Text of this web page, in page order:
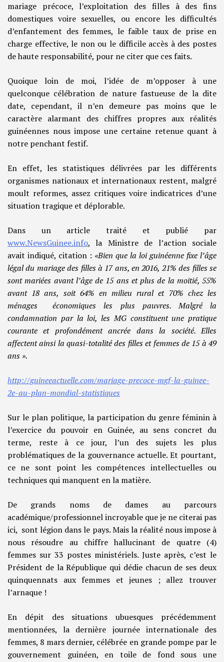
mariage précoce, l’exploitation des filles à des fins
domestiques voire sexuelles, ou encore les difficultés
d’enfantement des femmes, le faible taux de prise en
charge effective, le non ou le difficile accès à des postes
de haute responsabilité, pour ne citer que ces faits.
Quoique loin de moi, l’idée de m’opposer à une
quelconque célébration de nature fastueuse de la dite
date, cependant, il n’en demeure pas moins que le
caractère alarmant des chiffres propres aux réalités
guinéennes nous impose une certaine retenue quant à
notre penchant festif.
En effet, les statistiques délivrées par les différents
organismes nationaux et internationaux restent, malgré
moult reformes, assez critiques voire indicatrices d’une
situation tragique et déplorable.
Dans un article traité et publié par
www.NewsGuinee.info, la Ministre de l’action sociale
avait indiqué, citation : «Bien que la loi guinéenne fixe l’âge
légal du mariage des filles à 17 ans, en 2016, 21% des filles se
sont mariées avant l’âge de 15 ans et plus de la moitié, 55%
avant 18 ans, soit 64% en milieu rural et 70% chez les
ménages économiques les plus pauvres. Malgré la
condamnation par la loi, les MG constituent une pratique
courante et profondément ancrée dans la société. Elles
affectent ainsi la quasi-totalité des filles et femmes de 15 à 49
ans ».
http://guineeactuelle.com/mariage-precoce-mgf-la-guinee-
2e-au-plan-mondial-statistiques
Sur le plan politique, la participation du genre féminin à
l’exercice du pouvoir en Guinée, au sens concret du
terme, reste à ce jour, l’un des sujets les plus
problématiques de la gouvernance actuelle. Et pourtant,
ce ne sont point les compétences intellectuelles ou
techniques qui manquent en la matière.
De grands noms de dames au parcours
académique/professionnel incroyable que je ne citerai pas
ici, sont légion dans le pays. Mais la réalité nous impose à
nous résoudre au chiffre hallucinant de quatre (4)
femmes sur 33 postes ministériels. Juste après, c’est le
Président de la République qui dédie chacun de ses deux
quinquennats aux femmes et jeunes ; allez trouver
l’arnaque !
En dépit des situations ubuesques précédemment
mentionnées, la dernière journée internationale des
femmes, 8 mars dernier, célébrée en grande pompe par le
gouvernement guinéen, en toile de fond sous une